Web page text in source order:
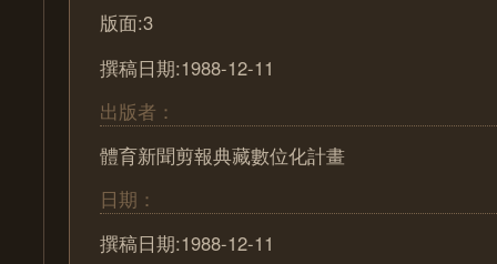
版面:3
撰稿日期:1988-12-11
出版者：
體育新聞剪報典藏數位化計畫
日期：
撰稿日期:1988-12-11